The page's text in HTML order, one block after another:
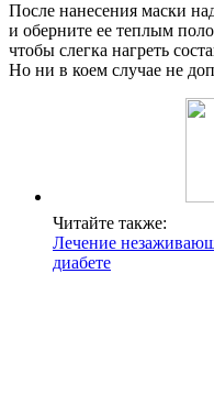
После нанесения маски
и оберните ее теплым
чтобы слегка нагреть
Но ни в коем случае не
Читайте также:
Лечение
диабете